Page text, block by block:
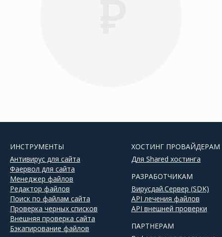
ИНСТРУМЕНТЫ
Антивирус для сайта
Фаервол для сайта
Менеджер файлов
Редактор файлов
Поиск по файлам сайта
Проверка черных списков
Внешняя проверка сайта
Бэкапирование файлов
ХОСТИНГ ПРОВАЙДЕРАМ
Для Shared хостинга
РАЗРАБОТЧИКАМ
Вирусдай.Сервер (SDK)
API лечения файлов
API внешней проверки
ПАРТНЕРАМ